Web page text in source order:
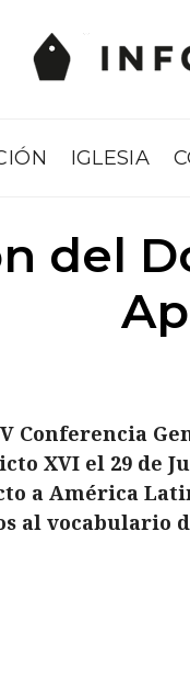
IGLESIA
del
V Conferencia
XVI el 29 de
a América
al vocabulario